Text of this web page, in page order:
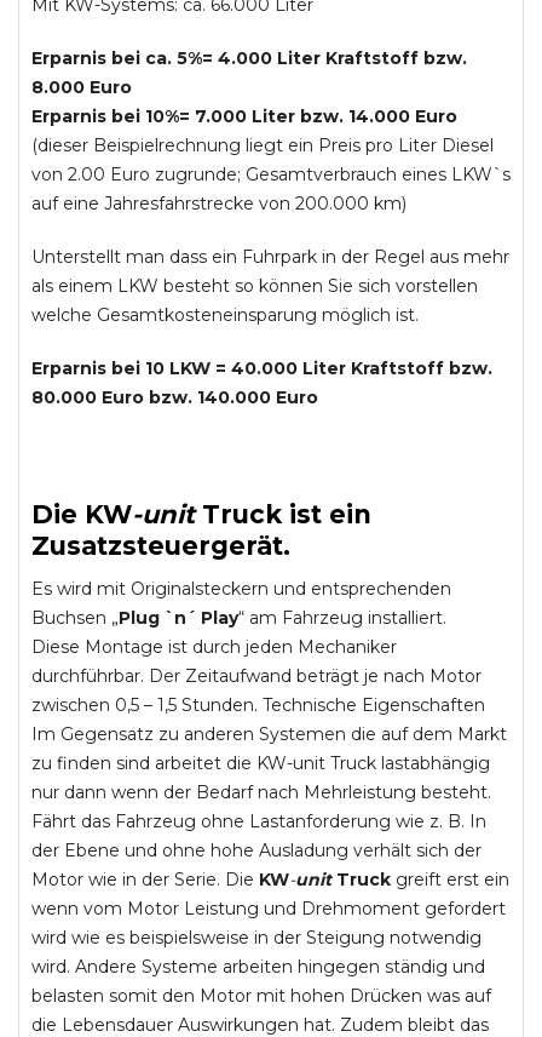
Mit KW-Systems: ca. 66.000 Liter
Erparnis bei ca. 5%= 4.000 Liter Kraftstoff bzw.
8.000 Euro
Erparnis bei 10%= 7.000 Liter bzw. 14.000 Euro
(dieser Beispielrechnung liegt ein Preis pro Liter Diesel
von 2.00 Euro zugrunde; Gesamtverbrauch eines LKW`s
auf eine Jahresfahrstrecke von 200.000 km)
Unterstellt man dass ein Fuhrpark in der Regel aus mehr
als einem LKW besteht so können Sie sich vorstellen
welche Gesamtkosteneinsparung möglich ist.
Erparnis bei 10 LKW = 40.000 Liter Kraftstoff bzw.
80.000 Euro bzw. 140.000 Euro
Die KW-unit Truckist ein
Zusatzsteuergerät.
Es wird mit Originalsteckern und entsprechenden
Buchsen „Plug `n´ Play“ am Fahrzeug installiert.
Diese Montage ist durch jeden Mechaniker
durchführbar. Der Zeitaufwand beträgt je nach Motor
zwischen 0,5 – 1,5 Stunden. Technische Eigenschaften
Im Gegensatz zu anderen Systemen die auf dem Markt
zu finden sind arbeitet die KW-unit Truck lastabhängig
nur dann wenn der Bedarf nach Mehrleistung besteht.
Fährt das Fahrzeug ohne Lastanforderung wie z. B. In
der Ebene und ohne hohe Ausladung verhält sich der
Motor wie in der Serie. Die KW-unit Truck greift erst ein
wenn vom Motor Leistung und Drehmoment gefordert
wird wie es beispielsweise in der Steigung notwendig
wird. Andere Systeme arbeiten hingegen ständig und
belasten somit den Motor mit hohen Drücken was auf
die Lebensdauer Auswirkungen hat. Zudem bleibt das